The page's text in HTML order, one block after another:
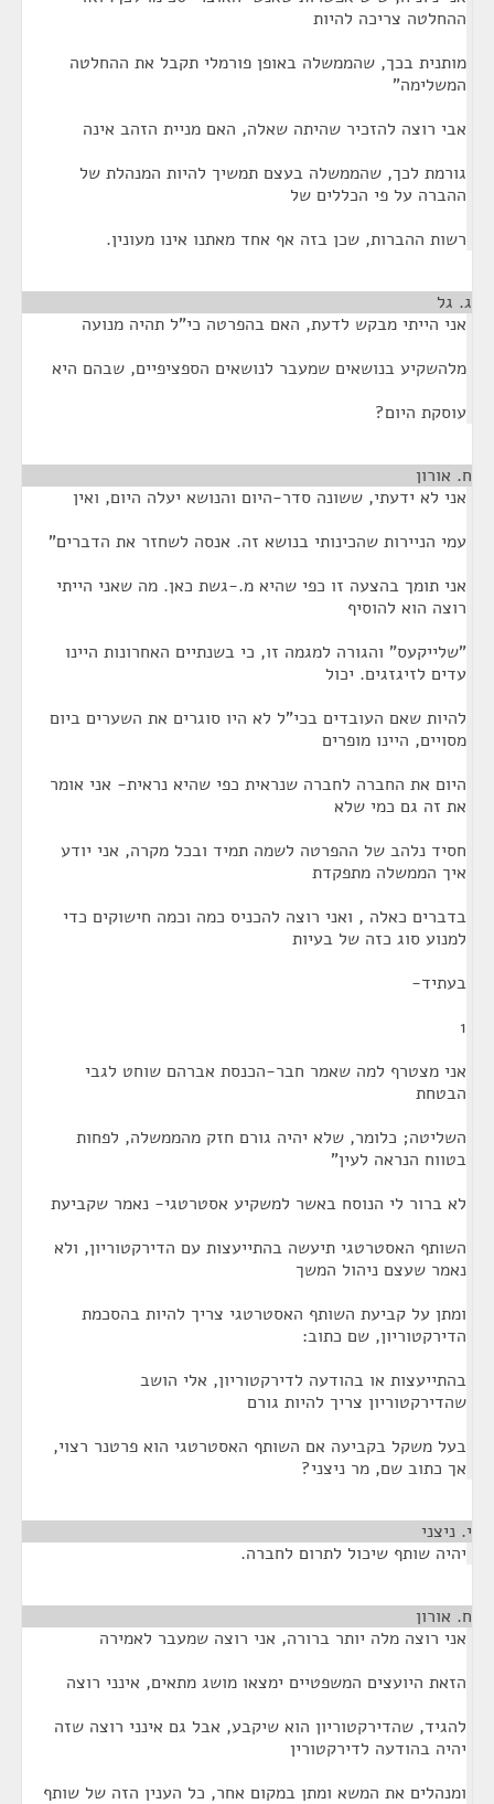
ההחלטה צריכה להיות
מותנית בכך, שהממשלה באופן פורמלי תקבל את ההחלטה
המשלימה"
אבי רוצה להזכיר שהיתה שאלה, האם מניית הזהב אינה
גורמת לכך, שהממשלה בעצם תמשיך להיות המנהלת של
ההברה על פי הכללים של
רשות ההברות, שכן בזה אף אחד מאתנו אינו מעונין.
ג. גל
אני הייתי מבקש לדעת, האם בהפרטה כי"ל תהיה מנועה
מלהשקיע בנושאים שמעבר לנושאים הספציפיים, שבהם היא
עוסקת היום?
ח. אורון
אני לא ידעתי, ששונה סדר-היום והנושא יעלה היום, ואין
עמי הניירות שהכינותי בנושא זה. אנסה לשחזר את הדברים"
אני תומך בהצעה זו כפי שהיא מ.-גשת כאן. מה שאני הייתי
רוצה הוא להוסיף
"שלייקעס" והגורה למגמה זו, כי בשנתיים האחרונות היינו
עדים לזיגזגים. יכול
להיות שאם העובדים בכי"ל לא היו סוגרים את השערים ביום
מסויים, היינו מופרים
היום את החברה לחברה שנראית כפי שהיא נראית- אני אומר
את זה גם כמי שלא
חסיד נלהב של ההפרטה לשמה תמיד ובכל מקרה, אני יודע
איך הממשלה מתפקדת
בדברים כאלה , ואני רוצה להכניס כמה וכמה חישוקים כדי
למנוע סוג כזה של בעיות
בעתיד-
1
אני מצטרף למה שאמר חבר-הכנסת אברהם שוחט לגבי
הבטחת
השליטה; כלומר, שלא יהיה גורם חזק מהממשלה, לפחות
בטווח הנראה לעין"
לא ברור לי הנוסח באשר למשקיע אסטרטגי- נאמר שקביעת
השותף האסטרטגי תיעשה בהתייעצות עם הדירקטוריון, ולא
נאמר שעצם ניהול המשך
ומתן על קביעת השותף האסטרטגי צריך להיות בהסכמת
הדירקטוריון, שם כתוב:
בהתייעצות או בהודעה לדירקטוריון, אלי הושב
שהדירקטוריון צריך להיות גורם
בעל משקל בקביעה אם השותף האסטרטגי הוא פרטנר רצוי,
אך כתוב שם, מר ניצני?
י. ניצני
יהיה שותף שיכול לתרום לחברה.
ח. אורון
אני רוצה מלה יותר ברורה, אני רוצה שמעבר לאמירה
הזאת היועצים המשפטיים ימצאו מושג מתאים, אינני רוצה
להגיד, שהדירקטוריון הוא שיקבע, אבל גם אינני רוצה שזה
יהיה בהודעה לדירקטורין
ומנהלים את המשא ומתן במקום אחר, כל הענין הזה של שותף